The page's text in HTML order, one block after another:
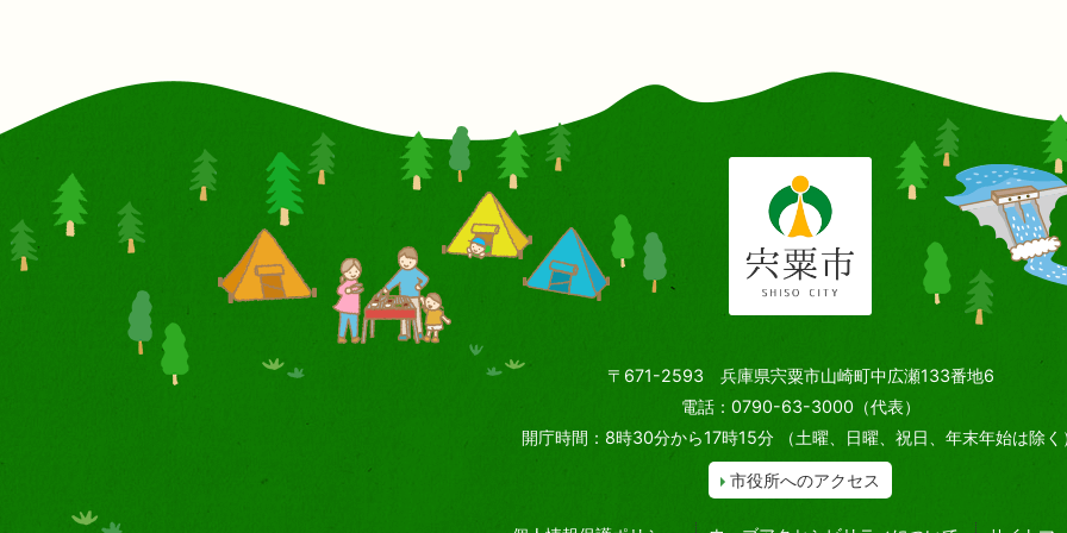
〒671-2593 兵庫県宍粟市山崎町中広瀬133番地6
電話：0790-63-3000（代表）
開庁時間：8時30分から17時15分
（土曜、日曜、祝日、年末年始は除く
市役所へのアクセス